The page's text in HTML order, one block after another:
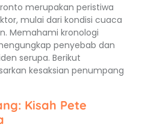
merupakan peristiwa
mulai dari kondisi cuaca
Memahami kronologi
penyebab dan
serupa. Berikut
kesaksian penumpang
Kisah Pete